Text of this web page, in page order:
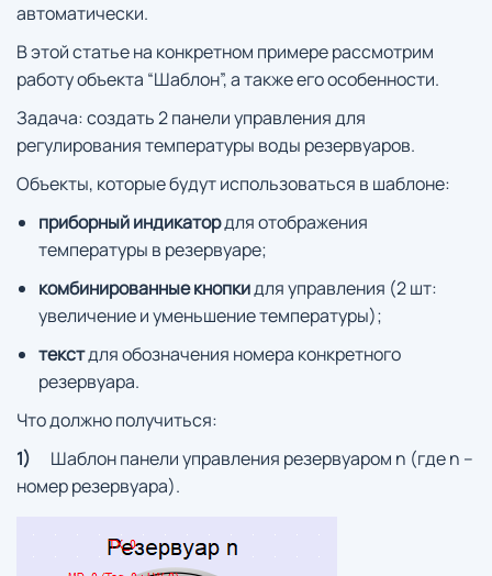
автоматически.
В этой статье на конкретном примере рассмотрим
работу объекта “Шаблон”, а также его особенности.
Задача: создать 2 панели управления для
регулирования температуры воды резервуаров.
Объекты, которые будут использоваться в шаблоне:
приборный индикатордля отображения
температуры в резервуаре;
комбинированные кнопкидля управления (2 шт:
увеличение и уменьшение температуры);
текстдля обозначения номера конкретного
резервуара.
Что должно получиться:
1) Шаблон панели управления резервуаром n (где n –
номер резервуара).